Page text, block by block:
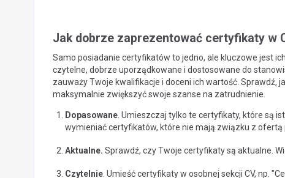
Jak dobrze zaprezentować certyfikaty w
Samo posiadanie certyfikatów to jedno, ale kluczowe jest
czytelne, dobrze uporządkowane i dostosowane do
zauważy Twoje kwalifikacje i doceni ich wartość. Sprawdź,
maksymalnie zwiększyć swoje szanse na zatrudnienie.
Dopasowane. Umieszczaj tylko te certyfikaty, które są
wymieniać certyfikatów, które nie mają związku z ofertą
Aktualne. Sprawdź, czy Twoje certyfikaty są aktualne.
Czytelnie. Umieść certyfikaty w osobnej sekcji CV, np.